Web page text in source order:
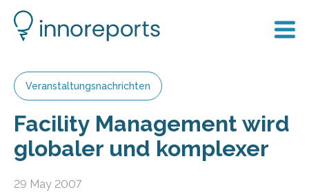
Veranstaltungsnachrichten
Facility Management wird
globaler und komplexer
29 May 2007